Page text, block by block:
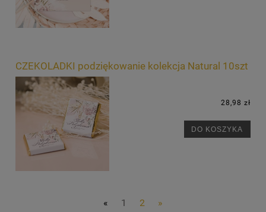
CZEKOLADKI podziękowanie kolekcja Natural 10szt
28,98 zł
DO KOSZYKA
« 1 2 »